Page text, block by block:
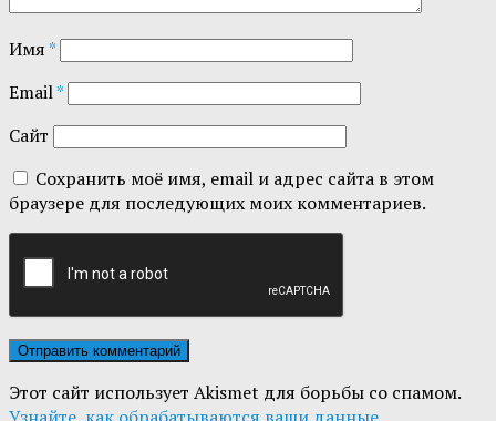
Имя*
Email*
Сайт
Сохранить моё имя, email и адрес сайта в этом
браузере для последующих моих комментариев.
Этот сайт использует Akismet для борьбы со спамом.